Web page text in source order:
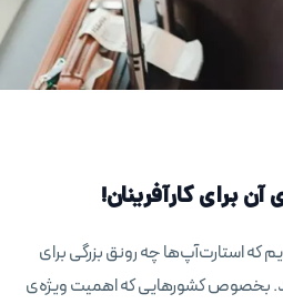
آن برای کارآفرینان!
که استارت‌آپ‌ها چه رونق بزرگی برای
بخصوص کشورهایی که اهمیت ویژه‌ی